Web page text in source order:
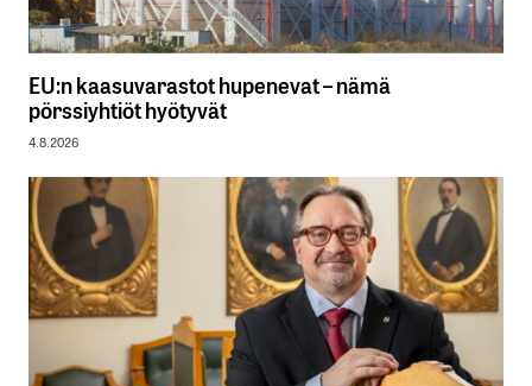
EU:n kaasuvarastot hupenevat – nämä
pörssiyhtiöt hyötyvät
4.8.2026